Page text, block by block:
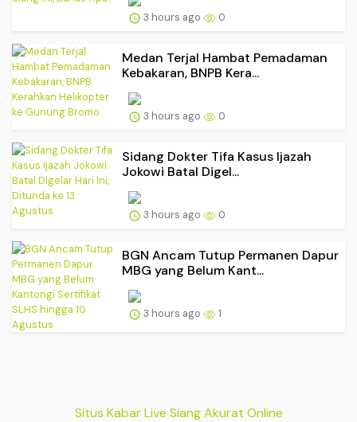
3 hours ago 0
Medan Terjal Hambat Pemadaman
Kebakaran, BNPB Kera...
3 hours ago 0
Sidang Dokter Tifa Kasus Ijazah
Jokowi Batal Digel...
3 hours ago 0
BGN Ancam Tutup Permanen Dapur
MBG yang Belum Kant...
3 hours ago 1
Situs Kabar Live Siang Akurat Online